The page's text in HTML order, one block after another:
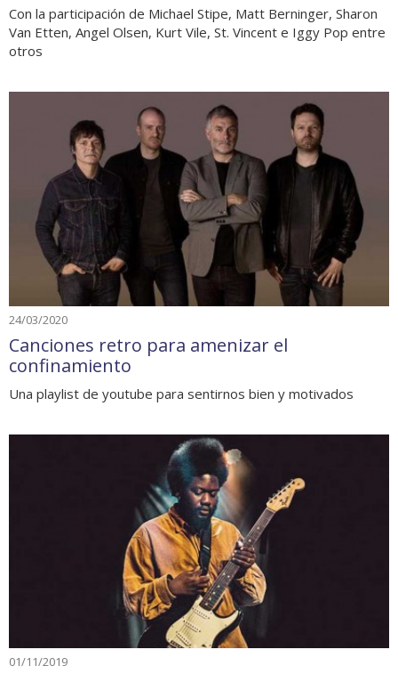
Con la participación de Michael Stipe, Matt Berninger, Sharon
Van Etten, Angel Olsen, Kurt Vile, St. Vincent e Iggy Pop entre
otros
24/03/2020
Canciones retro para amenizar el
confinamiento
Una playlist de youtube para sentirnos bien y motivados
01/11/2019